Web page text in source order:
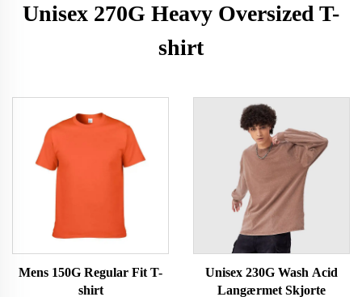
Unisex 270G Heavy Oversized T-
shirt
Mens 150G Regular Fit T-
shirt
Unisex 230G Wash Acid
Langærmet Skjorte